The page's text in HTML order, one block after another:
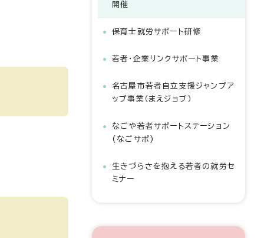
開催
保育士就労サポート研修
若者・企業リンクサポート事業
名古屋市若者自立支援ジャンプア
ップ事業（まえジョブ）
なごや若者サポートステーション
(なごサポ)
生きづらさを抱える若者の就労セ
ミナー